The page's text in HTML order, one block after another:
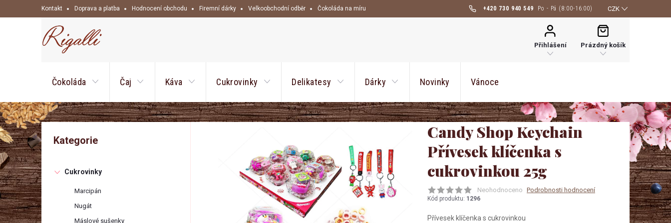
na
+420 730 940 549
Kontakt Doprava a platba Hodnocení obchodu Firemní dárky Velkoobchodní odběr Čokoláda na míru CZK
Přihlášení
NÁKUPNÍ
KOŠÍK
Prázdný košík
Čokoláda Čaj Káva Cukrovinky Delikatesy Dárky Novinky Vánoce
P
o
s
t
Přeskočit
kategorie
Kategorie
Cukrovinky
Marcipán
Nugát
Máslové sušenky
Candy Shop Keychain
Přívesek klíčenka s
cukrovinkou 25g
Neohodnoceno Podrobnosti hodnocení
Kód produktu: 1296
Přívesek klíčenka s cukrovinkou